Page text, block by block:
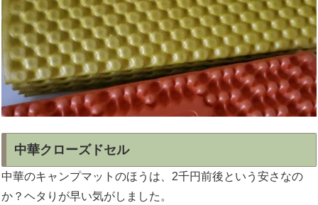
中華クローズドセル
中華のキャンプマットのほうは、2千円前後という安さなの
か？ヘタりが早い気がしました。